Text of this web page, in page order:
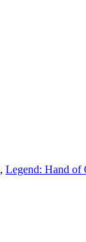
, Legend: Hand of